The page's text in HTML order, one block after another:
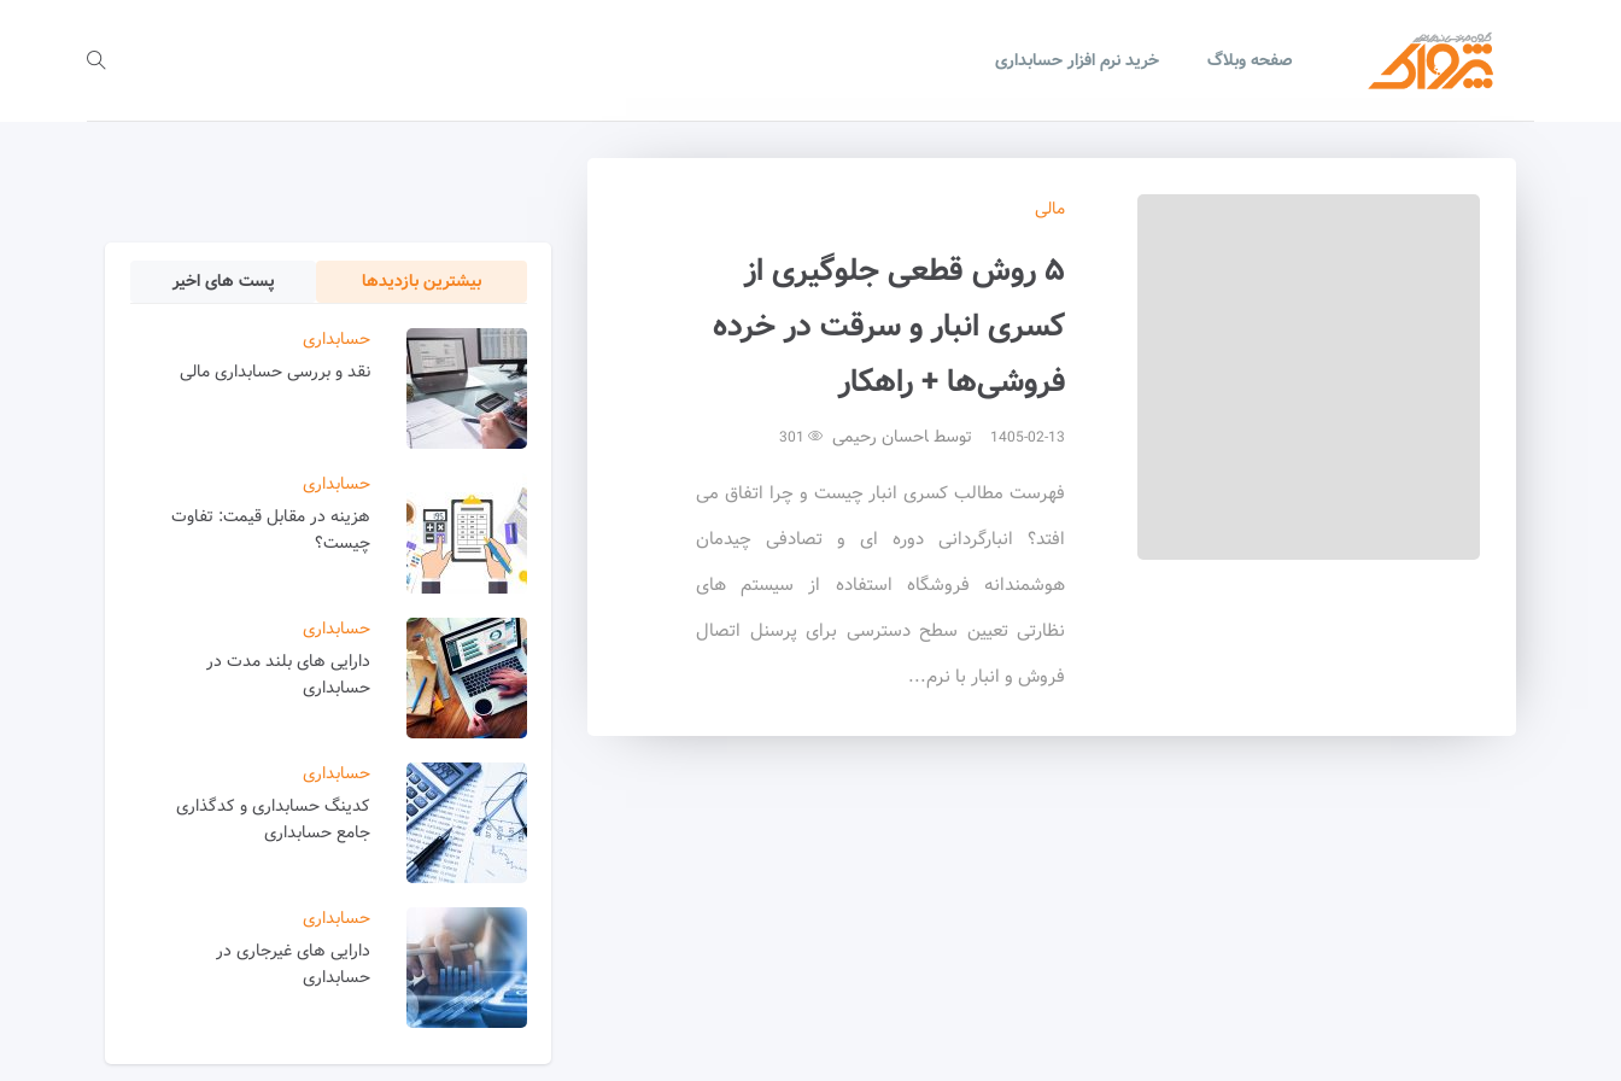
صفحه وبلاگ خرید نرم افزار حسابداری
مالی
۵ روش قطعی جلوگیری از
کسری انبار و سرقت در خرده
فروشی‌ها + راهکار
1405-02-13 توسط احسان رحیمی
فهرست مطالب کسری انبار چیست و چرا اتفاق می
افتد؟ انبارگردانی دوره ای و تصادفی چیدمان
هوشمندانه فروشگاه استفاده از سیستم های
نظارتی تعیین سطح دسترسی برای پرسنل اتصال
فروش و انبار با نرم...
بیشترین بازدیدها پست های اخیر
حسابداری
نقد و بررسی حسابداری مالی
حسابداری
هزینه در مقابل قیمت: تفاوت
چیست؟
حسابداری
دارایی های بلند مدت در
حسابداری
حسابداری
کدینگ حسابداری و کدگذاری
جامع حسابداری
حسابداری
دارایی های غیرجاری در
حسابداری